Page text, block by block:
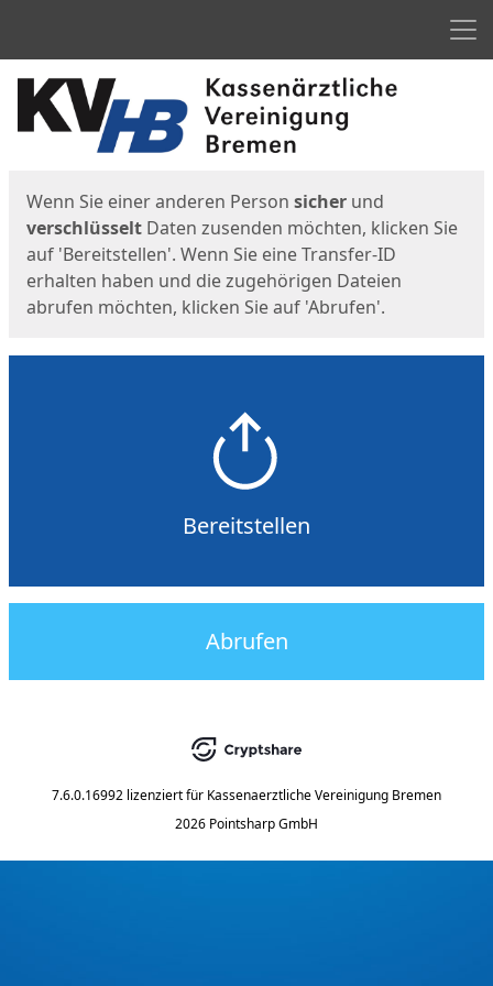
Start
Wenn Sie einer anderen Person sicher und
verschlüsselt Daten zusenden möchten, klicken Sie
auf 'Bereitstellen'. Wenn Sie eine Transfer-ID
erhalten haben und die zugehörigen Dateien
abrufen möchten, klicken Sie auf 'Abrufen'.
Bereitstellen
Abrufen
7.6.0.16992 lizenziert für Kassenaerztliche Vereinigung Bremen
2026 Pointsharp GmbH